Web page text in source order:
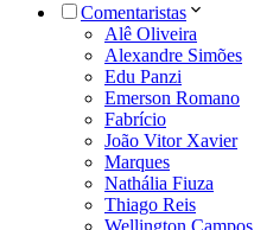
Comentaristas
Alê Oliveira
Alexandre Simões
Edu Panzi
Emerson Romano
Fabrício
João Vitor Xavier
Marques
Nathália Fiuza
Thiago Reis
Wellington Campos